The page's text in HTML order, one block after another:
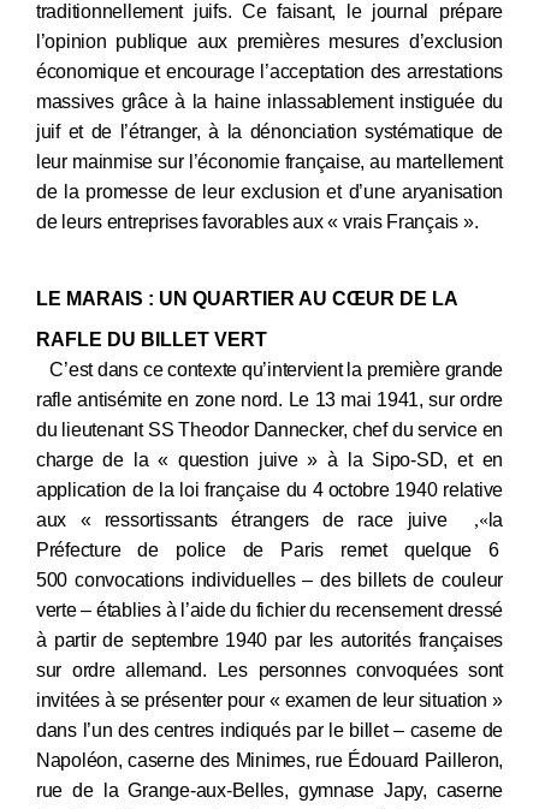
traditionnellement juifs. Ce faisant, le journal prépare
l’opinion publique aux premières mesures d’exclusion
économique et encourage l’acceptation des arrestations
massives grâce à la haine inlassablement instiguée du
juif et de l’étranger, à la dénonciation systématique de
leur mainmise sur l’économie française, au martellement
de la promesse de leur exclusion et d’une aryanisation
de leurs entreprises favorables aux « vrais Français ».
LE MARAIS : UN QUARTIER AU CŒUR DE LA
RAFLE DU BILLET VERT
C’est dans ce contexte qu’intervient la première grande
rafle antisémite en zone nord. Le 13 mai 1941, sur ordre
du lieutenant SS Theodor Dannecker, chef du service en
charge de la « question juive » à la Sipo-SD, et en
application de la loi française du 4 octobre 1940 relative
aux « ressortissants étrangers de race juive
», la
Préfecture de police de Paris remet quelque 6
500 convocations individuelles – des billets de couleur
verte – établies à l’aide du fichier du recensement dressé
à partir de septembre 1940 par les autorités françaises
sur ordre allemand.
Les personnes convoquées sont
invitées à se présenter pour « examen de leur situation »
dans l’un des centres indiqués par le billet – caserne de
Napoléon, caserne des Minimes, rue Édouard Pailleron,
rue de la Grange-aux-Belles, gymnase Japy, caserne